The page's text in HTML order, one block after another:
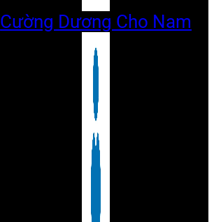
Cường Dương Cho Nam